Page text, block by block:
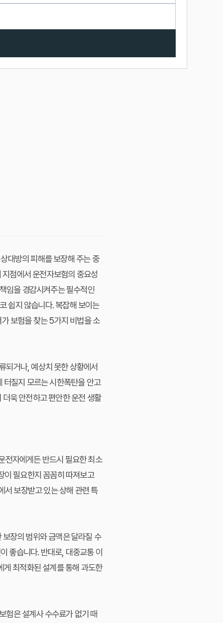
대방의 피해를 보장해 주는 중
점에서 운전자보험의 중요성
임을 경감시켜주는 필수적인
쉽지 않습니다. 복잡해 보이는
보험을 찾는 5가지 비법을 소
되거나, 예상치 못한 상황에서
터질지 모르는 시한폭탄을 안고
욱 안전하고 편안한 운전 생활
전자에게든 반드시 필요한 최소
이 필요한지 꼼꼼히 따져보고
서 보장받고 있는 상해 관련 특
장의 범위와 금액은 달라질 수
좋습니다. 반대로, 대중교통 이
게 최적화된 설계를 통해 과도한
험은 설계사 수수료가 없기 때